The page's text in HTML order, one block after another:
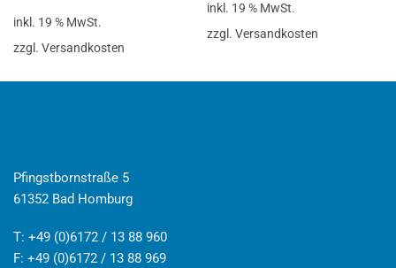
inkl. 19 % MwSt.
zzgl. Versandkosten
inkl. 19 % MwSt.
zzgl. Versandkosten
Pfingstbornstraße 5
61352 Bad Homburg
T: +49 (0)6172 / 13 88 960
F: +49 (0)6172 / 13 88 969